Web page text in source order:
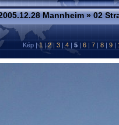
Mannheim»02
Kép |1 |2 | 3 | 4 | 5 | 6 | 7 | 8 | 9 |